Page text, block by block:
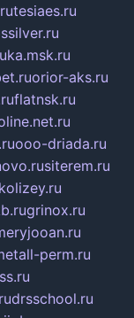
tesiaes.ru
orior-aks.ru
flatnsk.ru
ooo-driada.ru
siterem.ru
grinox.ru
perm.ru
drsschool.ru